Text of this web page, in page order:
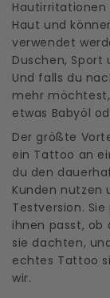
Hautirritationen
Haut und
verwendet
Duschen, Sport
Und falls du
mehr
etwas Babyöl
Der größte
ein Tattoo an
du den
Kunden nutzen
Testversion.
ihnen passt, ob
sie dachten,
echtes Tattoo
wir.